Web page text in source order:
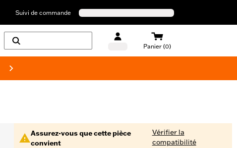
Suivi de commande
Panier (0)
Assurez-vous que cette pièce
convient
Vérifier la
compatibilité